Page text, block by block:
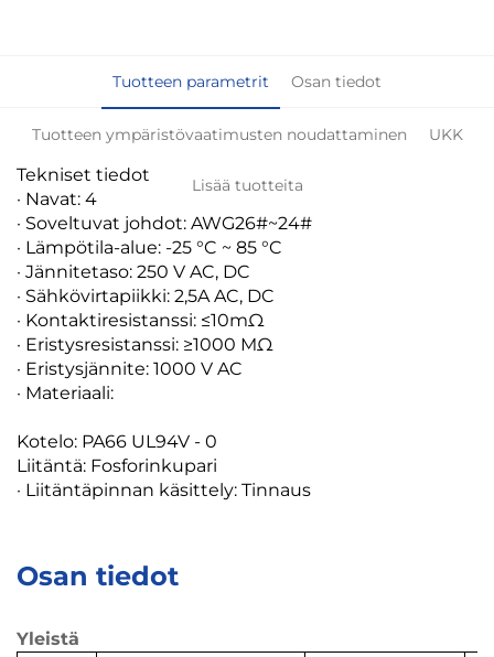
Tuotteen parametrit Osan tiedot
Tuotteen ympäristövaatimusten noudattaminen UKK
Lisää tuotteita
Tekniset tiedot
· Navat: 4
· Soveltuvat johdot: AWG26#~24#
· Lämpötila-alue: -25 °C ~ 85 °C
· Jännitetaso: 250 V AC, DC
· Sähkövirtapiikki: 2,5A AC, DC
· Kontaktiresistanssi: ≤10mΩ
· Eristysresistanssi: ≥1000 MΩ
· Eristysjännite: 1000 V AC
· Materiaali:
Kotelo: PA66 UL94V - 0
Liitäntä: Fosforinkupari
· Liitäntäpinnan käsittely: Tinnaus
Osan tiedot
Yleistä